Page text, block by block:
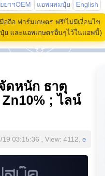
ยาฯOEM
แอพผสมปุ๋ย English
อถือ ฟาร์มเกษตร ฟรี!ไม่มีเงื่อนไข
ย และแอพเกษตรอื่นๆไว้ในแอพนี้)
ดหนัก ธาตุ
; ไลน์
19 03:15:36 , View: 4112, e